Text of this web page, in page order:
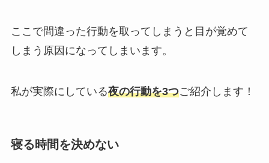
ここで間違った行動を取ってしまうと目が覚めて
しまう原因になってしまいます。
私が実際にしている夜の行動を3つご紹介します！
寝る時間を決めない